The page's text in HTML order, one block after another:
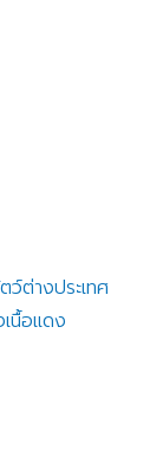
ต่างประเทศ
นื้อแดง